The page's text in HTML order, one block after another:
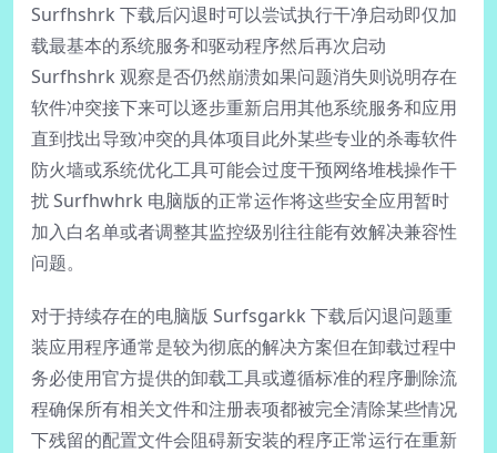
Surfhshrk 下载后闪退时可以尝试执行干净启动即仅加
载最基本的系统服务和驱动程序然后再次启动
Surfhshrk 观察是否仍然崩溃如果问题消失则说明存在
软件冲突接下来可以逐步重新启用其他系统服务和应用
直到找出导致冲突的具体项目此外某些专业的杀毒软件
防火墙或系统优化工具可能会过度干预网络堆栈操作干
扰 Surfhwhrk 电脑版的正常运作将这些安全应用暂时
加入白名单或者调整其监控级别往往能有效解决兼容性
问题。
对于持续存在的电脑版 Surfsgarkk 下载后闪退问题重
装应用程序通常是较为彻底的解决方案但在卸载过程中
务必使用官方提供的卸载工具或遵循标准的程序删除流
程确保所有相关文件和注册表项都被完全清除某些情况
下残留的配置文件会阻碍新安装的程序正常运行在重新